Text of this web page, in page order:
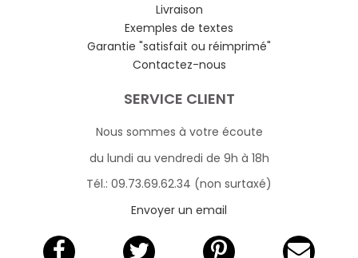
Livraison
Exemples de textes
Garantie "satisfait ou réimprimé"
Contactez-nous
SERVICE CLIENT
Nous sommes à votre écoute
du lundi au vendredi de 9h à 18h
Tél.: 09.73.69.62.34 (non surtaxé)
Envoyer un email